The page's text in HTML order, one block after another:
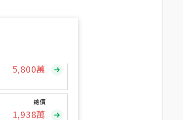
總價
1,938萬